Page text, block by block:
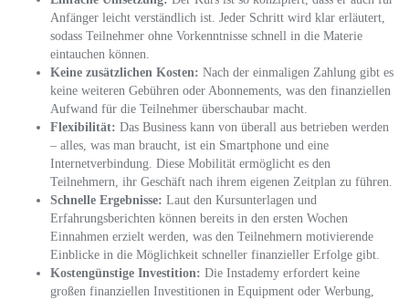
Anfänger leicht verständlich ist. Jeder Schritt wird klar erläutert,
sodass Teilnehmer ohne Vorkenntnisse schnell in die Materie
eintauchen können.
Keine zusätzlichen Kosten: Nach der einmaligen Zahlung gibt es
keine weiteren Gebühren oder Abonnements, was den finanziellen
Aufwand für die Teilnehmer überschaubar macht.
Flexibilität: Das Business kann von überall aus betrieben werden
– alles, was man braucht, ist ein Smartphone und eine
Internetverbindung. Diese Mobilität ermöglicht es den
Teilnehmern, ihr Geschäft nach ihrem eigenen Zeitplan zu führen.
Schnelle Ergebnisse: Laut den Kursunterlagen und
Erfahrungsberichten können bereits in den ersten Wochen
Einnahmen erzielt werden, was den Teilnehmern motivierende
Einblicke in die Möglichkeit schneller finanzieller Erfolge gibt.
Kostengünstige Investition: Die Instademy erfordert keine
großen finanziellen Investitionen in Equipment oder Werbung,